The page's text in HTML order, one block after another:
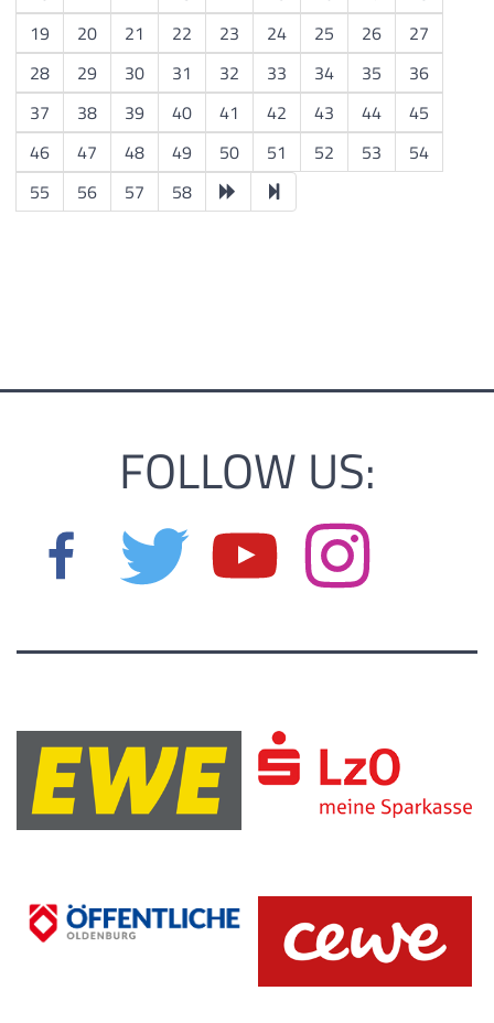
19
20 21 22 23 24 25 26
27
28
29 30 31 32 33 34 35
36
37
38 39 40 41 42 43 44
45
46
47 48 49 50 51 52 53
54
55
56 57 58
FOLLOW US: